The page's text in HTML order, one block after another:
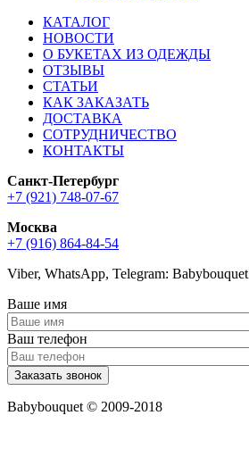
КАТАЛОГ
НОВОСТИ
О БУКЕТАХ ИЗ ОДЕЖДЫ
ОТЗЫВЫ
СТАТЬИ
КАК ЗАКАЗАТЬ
ДОСТАВКА
СОТРУДНИЧЕСТВО
КОНТАКТЫ
Санкт-Петербург
+7 (921) 748-07-67
Москва
+7 (916) 864-84-54
Viber, WhatsApp, Telegram: Babybouquet
Ваше имя
Ваш телефон
Babybouquet © 2009-2018